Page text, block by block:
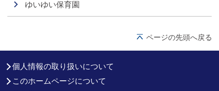
ゆいゆい保育園
ページの先頭へ戻る
個人情報の取り扱いについて
このホームページについて